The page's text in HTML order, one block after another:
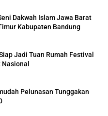
Dakwah Islam Jawa Barat
Kabupaten Bandung
Jadi Tuan Rumah Festival
Pelunasan Tunggakan